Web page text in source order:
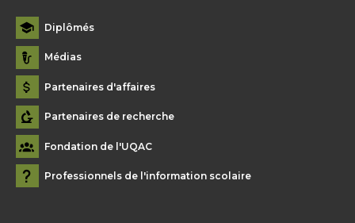
Diplômés
Médias
Partenaires d'affaires
Partenaires de recherche
Fondation de l'UQAC
Professionnels de l'information scolaire